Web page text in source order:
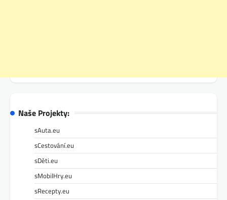
Naše Projekty:
sAuta.eu
sCestování.eu
sDěti.eu
sMobilHry.eu
sRecepty.eu